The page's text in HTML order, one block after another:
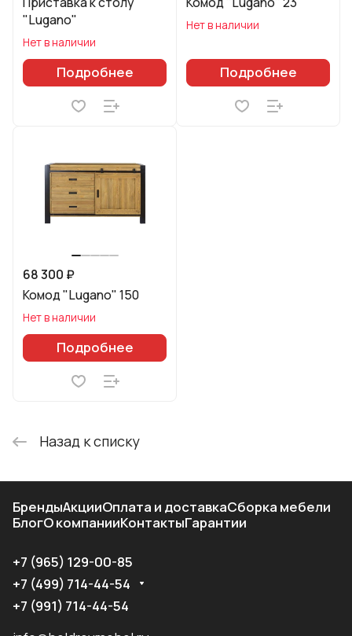
"Lugano"
Нет в наличии
Подробнее
Нет в наличии
Подробнее
68 300 ₽
Комод "Lugano" 150
Нет в наличии
Подробнее
Назад к списку
БрендыАкцииОплата и доставкаСборка мебели
БлогО компанииКонтактыГарантии
+7 (965) 129-00-85
+7 (499) 714-44-54
+7 (991) 714-44-54